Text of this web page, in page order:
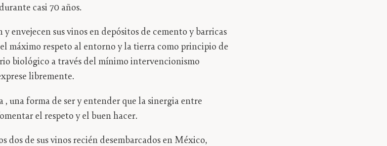
casi 70 años.
envejecen sus vinos en depósitos de cemento y barricas
máximo respeto al entorno y la tierra como principio de
biológico a través del mínimo intervencionismo
libremente.
, una forma de ser y entender que la sinergia entre
el respeto y el buen hacer.
dos de sus vinos recién desembarcados en México,